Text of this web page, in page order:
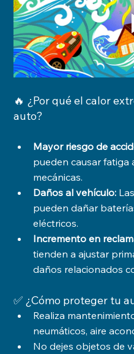
🔥 ¿Por qué el calor
auto?
Mayor riesgo de
pueden causar fatiga
mecánicas.
Daños al vehículo:
pueden dañar
eléctricos.
Incremento en
tienden a ajustar
daños relacionados
✅ ¿Cómo proteger tu
Realiza
neumáticos, aire
No dejes objetos de